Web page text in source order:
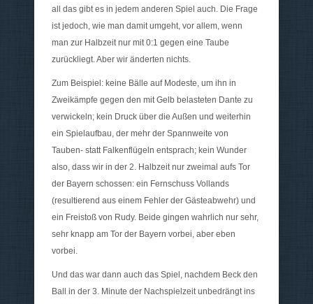
all das gibt es in jedem anderen Spiel auch. Die Frage
ist jedoch, wie man damit umgeht, vor allem, wenn
man zur Halbzeit nur mit 0:1 gegen eine Taube
zurückliegt. Aber wir änderten nichts.
Zum Beispiel: keine Bälle auf Modeste, um ihn in
Zweikämpfe gegen den mit Gelb belasteten Dante zu
verwickeln; kein Druck über die Außen und weiterhin
ein Spielaufbau, der mehr der Spannweite von
Tauben- statt Falkenflügeln entsprach; kein Wunder
also, dass wir in der 2. Halbzeit nur zweimal aufs Tor
der Bayern schossen: ein Fernschuss Vollands
(resultierend aus einem Fehler der Gästeabwehr) und
ein Freistoß von Rudy. Beide gingen wahrlich nur sehr,
sehr knapp am Tor der Bayern vorbei, aber eben
vorbei.
Und das war dann auch das Spiel, nachdem Beck den
Ball in der 3. Minute der Nachspielzeit unbedrängt ins